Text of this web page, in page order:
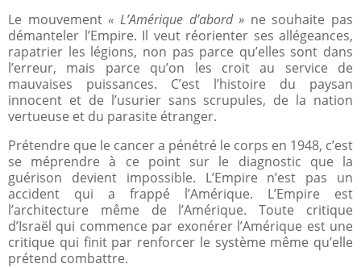
Le mouvement« L’Amérique d’abord » ne souhaite pas
démanteler l’Empire. Il veut réorienter ses allégeances,
rapatrier les légions, non pas parce qu’elles sont dans
l’erreur, mais parce qu’on les croit au service de
mauvaises puissances. C’est l’histoire du paysan
innocent et de l’usurier sans scrupules, de la nation
vertueuse et du parasite étranger.
Prétendre que le cancer a pénétré le corps en 1948, c’est
se méprendre à ce point sur le diagnostic que la
guérison devient impossible. L’Empire n’est pas un
accident qui a frappé l’Amérique. L’Empire est
l’architecture même de l’Amérique. Toute critique
d’Israël qui commence par exonérer l’Amérique est une
critique qui finit par renforcer le système même qu’elle
prétend combattre.